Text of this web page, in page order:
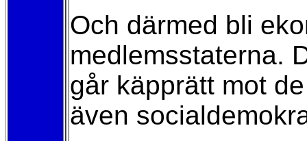
Och därmed bli
medlemsstaterna.
går käpprätt mot
även